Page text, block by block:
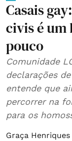
Casais
civis é um
pouco
Comunidade
declarações
entende que
percorrer na
para os
Graça Henriques